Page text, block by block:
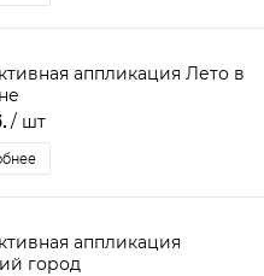
аппликация Лето в
/ шт
аппликация
город